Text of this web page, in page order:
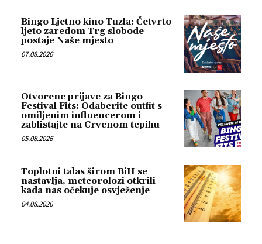
Bingo Ljetno kino Tuzla: Četvrto
ljeto zaredom Trg slobode
postaje Naše mjesto
07.08.2026
Otvorene prijave za Bingo
Festival Fits: Odaberite outfit s
omiljenim influencerom i
zablistajte na Crvenom tepihu
05.08.2026
Toplotni talas širom BiH se
nastavlja, meteorolozi otkrili
kada nas očekuje osvježenje
04.08.2026